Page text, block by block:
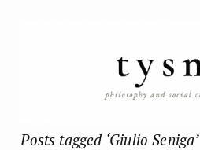
Posts tagged ‘Giulio Seniga’